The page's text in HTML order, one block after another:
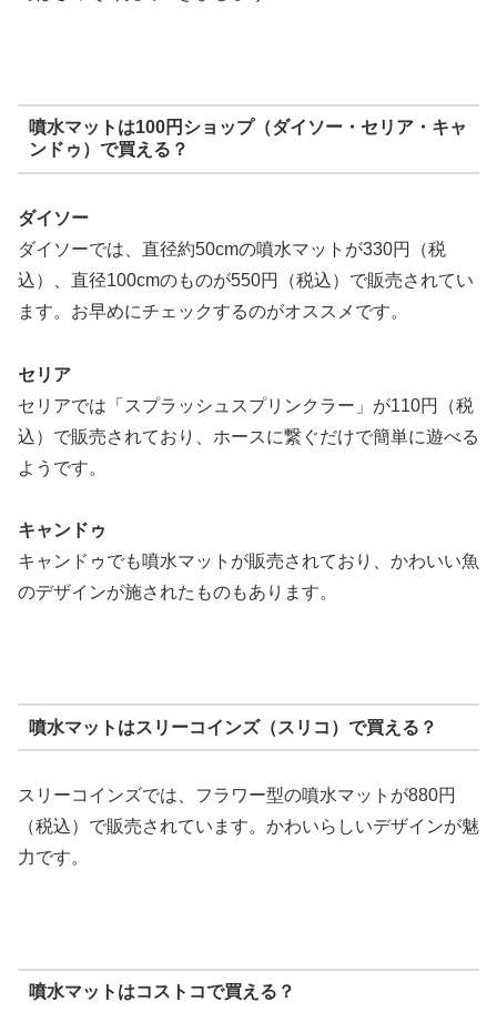
噴水マットは100円ショップ（ダイソー・セリア・キャ
ンドゥ）で買える？
ダイソー
ダイソーでは、直径約50cmの噴水マットが330円（税
込）、直径100cmのものが550円（税込）で販売されてい
ます。お早めにチェックするのがオススメです。
セリア
セリアでは「スプラッシュスプリンクラー」が110円（税
込）で販売されており、ホースに繋ぐだけで簡単に遊べる
ようです。
キャンドゥ
キャンドゥでも噴水マットが販売されており、かわいい魚
のデザインが施されたものもあります。
噴水マットはスリーコインズ（スリコ）で買える？
スリーコインズでは、フラワー型の噴水マットが880円
（税込）で販売されています。かわいらしいデザインが魅
力です。
噴水マットはコストコで買える？